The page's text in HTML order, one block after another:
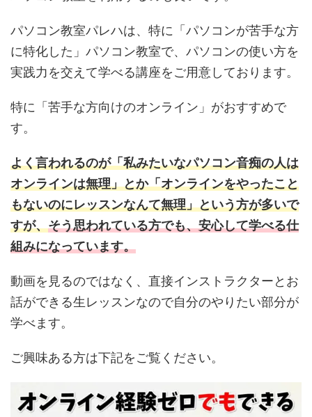
パソコン教室パレハは、特に「パソコンが苦手な方
に特化した」パソコン教室で、パソコンの使い方を
実践力を交えて学べる講座をご用意しております。
特に「苦手な方向けのオンライン」がおすすめで
す。
よく言われるのが「私みたいなパソコン音痴の人は
オンラインは無理」とか「オンラインをやったこと
もないのにレッスンなんて無理」という方が多いで
すが、そう思われている方でも、安心して学べる仕
組みになっています。
動画を見るのではなく、直接インストラクターとお
話ができる生レッスンなので自分のやりたい部分が
学べます。
ご興味ある方は下記をご覧ください。